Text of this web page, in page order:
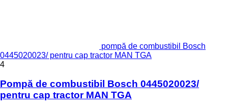
pompă de combustibil Bosch
0445020023/ pentru cap tractor MAN TGA
4
Pompă de combustibil Bosch 0445020023/
pentru cap tractor MAN TGA